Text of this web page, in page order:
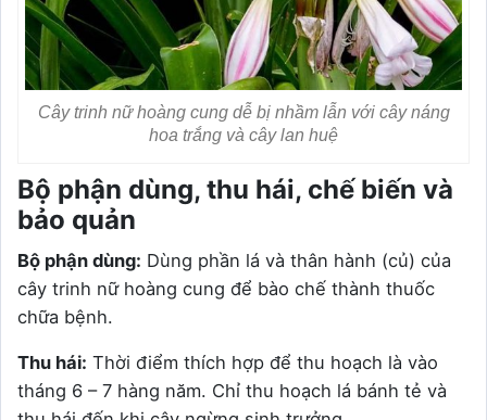
Cây trinh nữ hoàng cung dễ bị nhầm lẫn với cây náng
hoa trắng và cây lan huệ
Bộ phận dùng, thu hái, chế biến và
bảo quản
Bộ phận dùng: Dùng phần lá và thân hành (củ) của
cây trinh nữ hoàng cung để bào chế thành thuốc
chữa bệnh.
Thu hái: Thời điểm thích hợp để thu hoạch là vào
tháng 6 – 7 hàng năm. Chỉ thu hoạch lá bánh tẻ và